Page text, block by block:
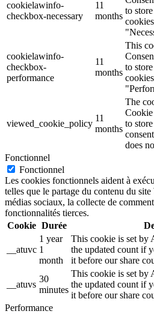
cookielawinfo-
checkbox-necessary
11
months
to
cookielawinfo-
checkbox-
performance
11
months
This
to
viewed_cookie_policy
11
months
The
Cookie
to
does
Fonctionnel
Fonctionnel
Les cookies fonctionnels aident à
telles que le partage du contenu du
médias sociaux, la collecte de
fonctionnalités tierces.
Cookie Durée
__atuvc
1 year
1
month
This cookie is set by
the updated count if
it before our share
__atuvs
30
minutes
This cookie is set by
the updated count if
it before our share
Performance